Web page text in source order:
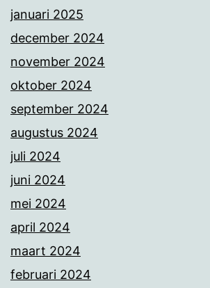
januari 2025
december 2024
november 2024
oktober 2024
september 2024
augustus 2024
juli 2024
juni 2024
mei 2024
april 2024
maart 2024
februari 2024